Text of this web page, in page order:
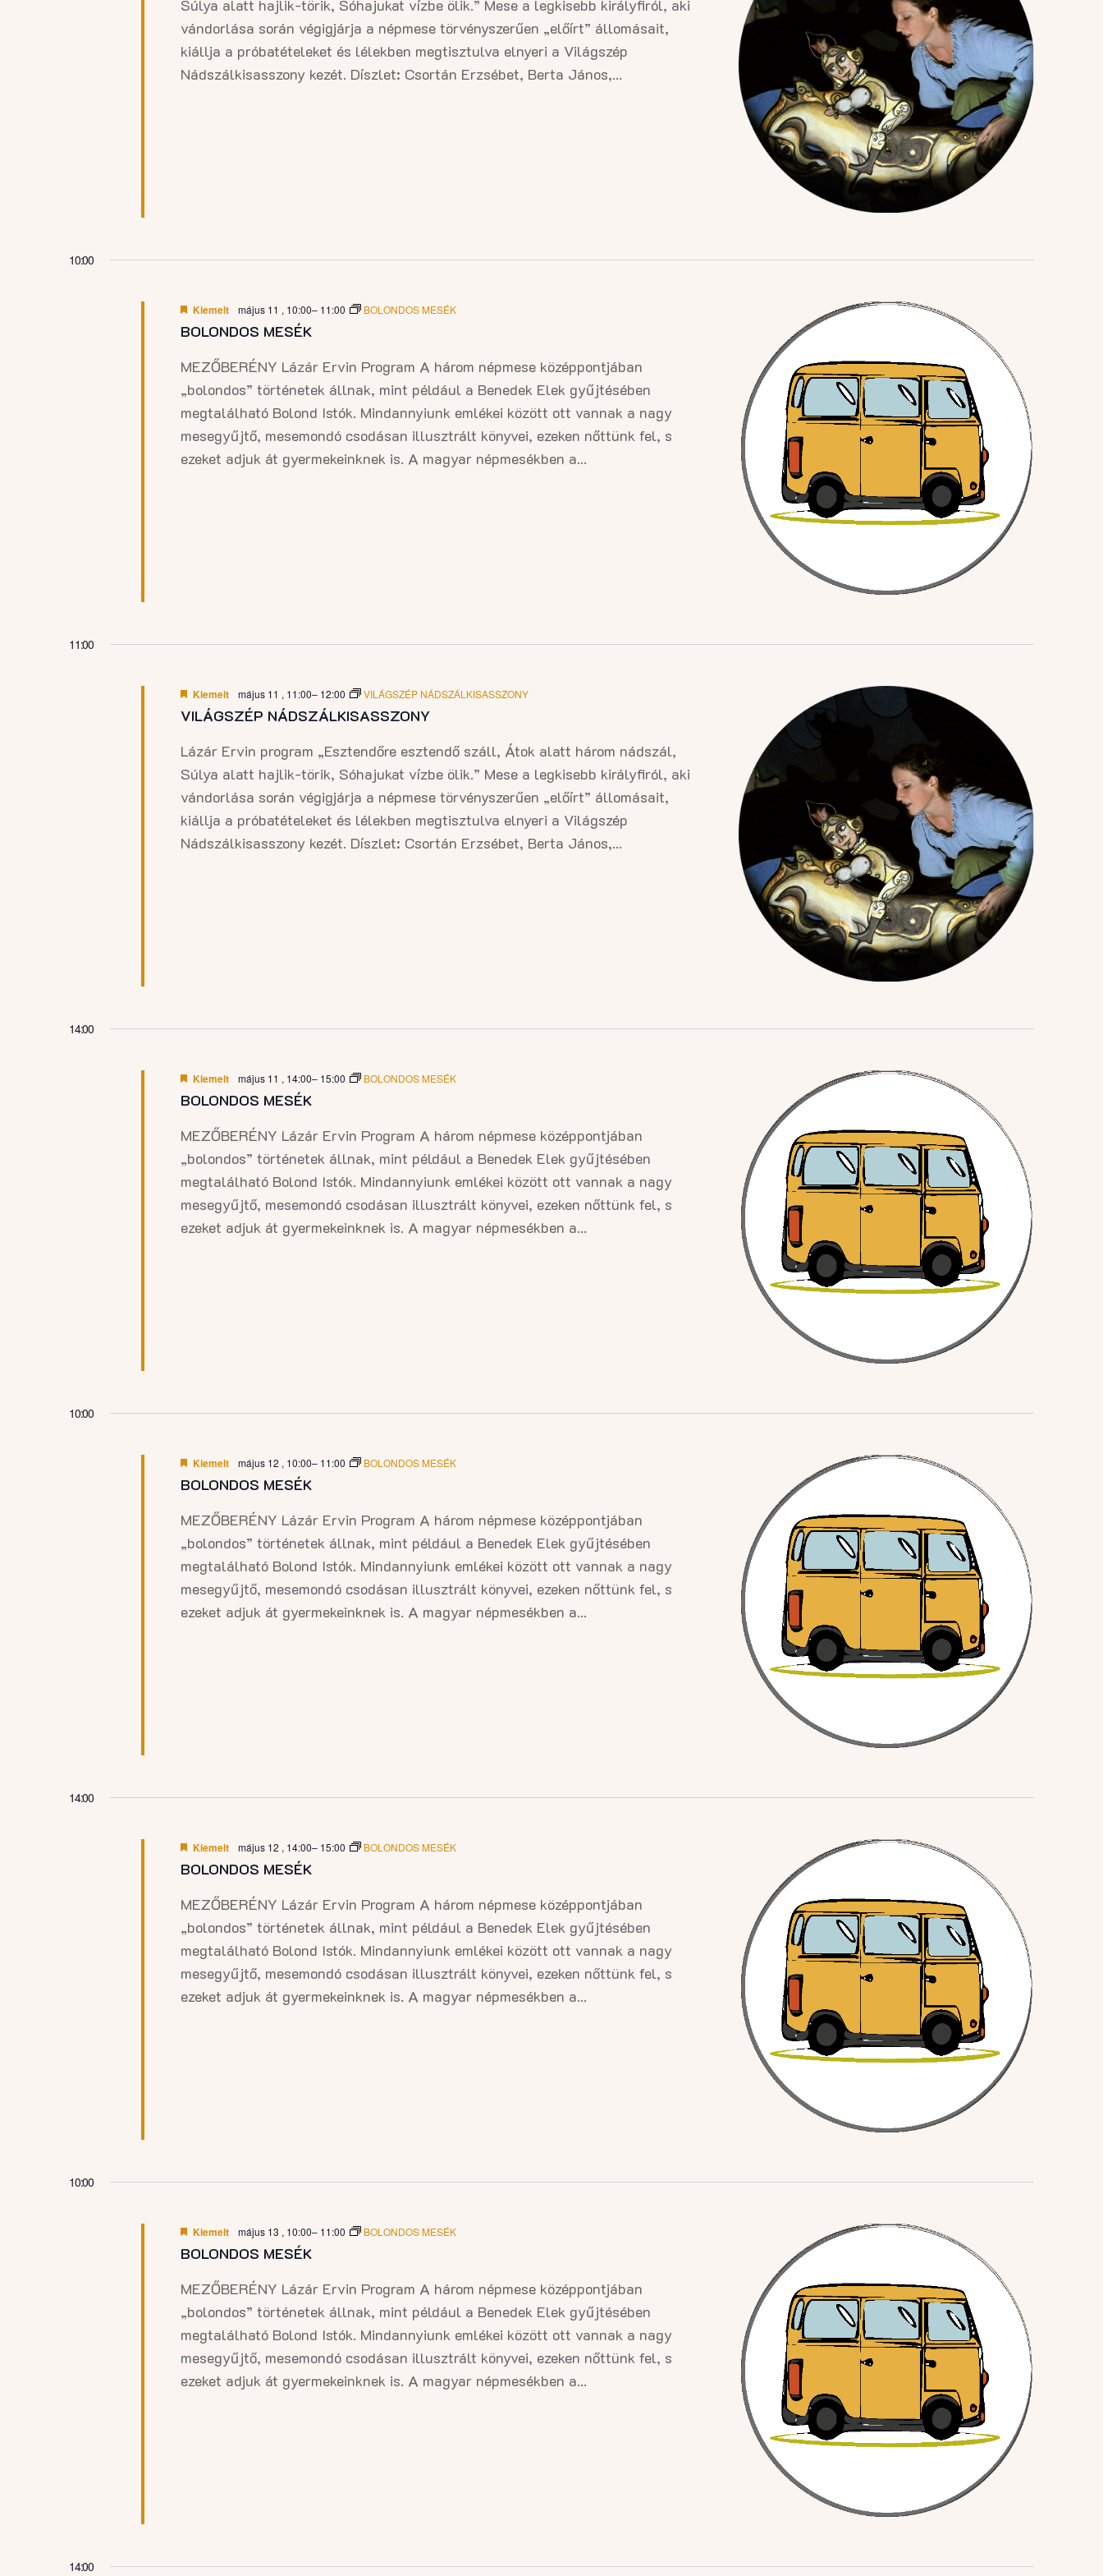
Súlya alatt hajlik-törik, Sóhajukat vízbe ölik.” Mese a legkisebb királyfiról, aki
vándorlása során végigjárja a népmese törvényszerűen „előírt” állomásait,
kiállja a próbatételeket és lélekben megtisztulva elnyeri a Világszép
Nádszálkisasszony kezét. Díszlet: Csortán Erzsébet, Berta János,...
10:00
BOLONDOS MESÉK
Kiemelt május 11 , 10:00– 11:00 BOLONDOS MESÉK
MEZŐBERÉNY Lázár Ervin Program A három népmese középpontjában
„bolondos” történetek állnak, mint például a Benedek Elek gyűjtésében
megtalálható Bolond Istók. Mindannyiunk emlékei között ott vannak a nagy
mesegyűjtő, mesemondó csodásan illusztrált könyvei, ezeken nőttünk fel, s
ezeket adjuk át gyermekeinknek is. A magyar népmesékben a...
11:00
VILÁGSZÉP NÁDSZÁLKISASSZONY
Kiemelt május 11 , 11:00– 12:00 VILÁGSZÉP NÁDSZÁLKISASSZONY
Lázár Ervin program „Esztendőre esztendő száll, Átok alatt három nádszál,
Súlya alatt hajlik-törik, Sóhajukat vízbe ölik.” Mese a legkisebb királyfiról, aki
vándorlása során végigjárja a népmese törvényszerűen „előírt” állomásait,
kiállja a próbatételeket és lélekben megtisztulva elnyeri a Világszép
Nádszálkisasszony kezét. Díszlet: Csortán Erzsébet, Berta János,...
14:00
BOLONDOS MESÉK
Kiemelt május 11 , 14:00– 15:00 BOLONDOS MESÉK
MEZŐBERÉNY Lázár Ervin Program A három népmese középpontjában
„bolondos” történetek állnak, mint például a Benedek Elek gyűjtésében
megtalálható Bolond Istók. Mindannyiunk emlékei között ott vannak a nagy
mesegyűjtő, mesemondó csodásan illusztrált könyvei, ezeken nőttünk fel, s
ezeket adjuk át gyermekeinknek is. A magyar népmesékben a...
10:00
BOLONDOS MESÉK
Kiemelt május 12 , 10:00– 11:00 BOLONDOS MESÉK
MEZŐBERÉNY Lázár Ervin Program A három népmese középpontjában
„bolondos” történetek állnak, mint például a Benedek Elek gyűjtésében
megtalálható Bolond Istók. Mindannyiunk emlékei között ott vannak a nagy
mesegyűjtő, mesemondó csodásan illusztrált könyvei, ezeken nőttünk fel, s
ezeket adjuk át gyermekeinknek is. A magyar népmesékben a...
14:00
BOLONDOS MESÉK
Kiemelt május 12 , 14:00– 15:00 BOLONDOS MESÉK
MEZŐBERÉNY Lázár Ervin Program A három népmese középpontjában
„bolondos” történetek állnak, mint például a Benedek Elek gyűjtésében
megtalálható Bolond Istók. Mindannyiunk emlékei között ott vannak a nagy
mesegyűjtő, mesemondó csodásan illusztrált könyvei, ezeken nőttünk fel, s
ezeket adjuk át gyermekeinknek is. A magyar népmesékben a...
10:00
BOLONDOS MESÉK
Kiemelt május 13 , 10:00– 11:00 BOLONDOS MESÉK
MEZŐBERÉNY Lázár Ervin Program A három népmese középpontjában
„bolondos” történetek állnak, mint például a Benedek Elek gyűjtésében
megtalálható Bolond Istók. Mindannyiunk emlékei között ott vannak a nagy
mesegyűjtő, mesemondó csodásan illusztrált könyvei, ezeken nőttünk fel, s
ezeket adjuk át gyermekeinknek is. A magyar népmesékben a...
14:00